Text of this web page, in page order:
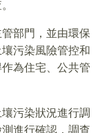
部門，並由環保
污染風險管控和
為住宅、公共管
污染狀況進行調
進行確認，調查